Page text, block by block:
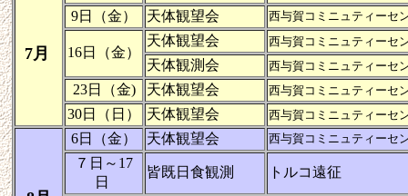
7月
9日（金） 天体観望会 西与賀コミニュティーセ
16日（金）
天体観望会 西与賀コミニュティーセ
天体観測会 西与賀コミニュティーセ
23日（金) 天体観望会 西与賀コミニュティーセ
30日（日） 天体観望会 西与賀コミニュティーセ
6日（金） 天体観望会 西与賀コミニュティーセ
７日～17
日
皆既日食観測 トルコ遠征